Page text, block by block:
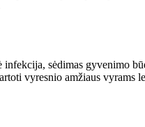
sėdimas gyvenimo
vyresnio amžiaus vyrams